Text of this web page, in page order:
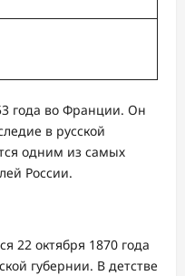
года во Франции. Он
в русской
одним из самых
России.
22 октября 1870 года
губернии. В детстве